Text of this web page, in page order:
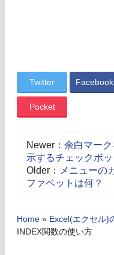
Twitter Facebook
Pocket
Newer： 余白マー
示するチェックボッ
Older：
メニューの
ファベットは何？
Home » Excel(エクセル)
INDEX関数の使い方